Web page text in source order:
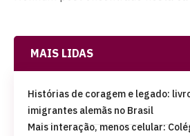
MAIS LIDAS
Histórias de coragem e legado:
imigrantes alemãs no Brasil
Mais interação, menos celular: